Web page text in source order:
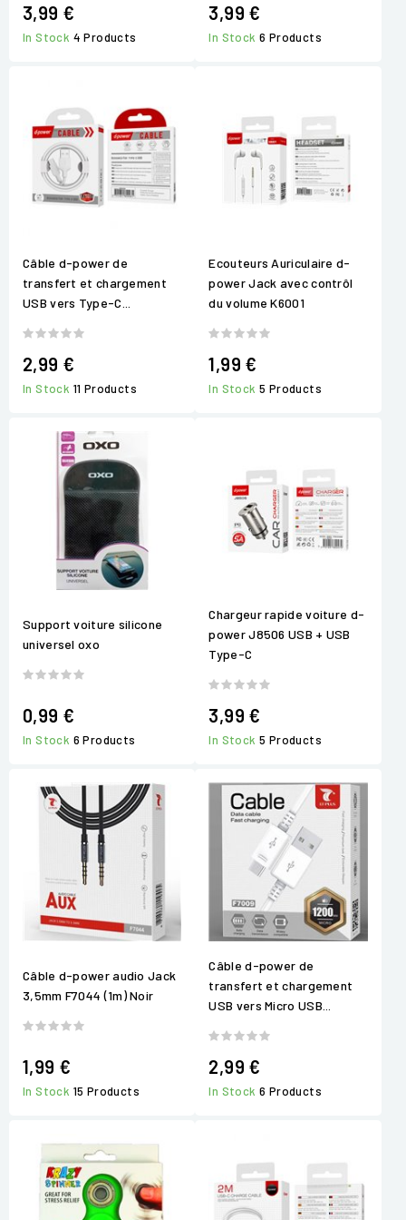
3,99 €
In Stock 4 Products
3,99 €
In Stock6 Products
Câble d-power de
transfert et chargement
USB vers Type-C...
2,99 €
In Stock 11 Products
Ecouteurs Auriculaire d-
power Jack avec contrôl
du volume K6001
1,99 €
In Stock5 Products
Support voiture silicone
universel oxo
0,99 €
In Stock 6 Products
Chargeur rapide voiture d-
power J8506 USB + USB
Type-C
3,99 €
In Stock5 Products
Câble d-power audio Jack
3,5mm F7044 (1m) Noir
1,99 €
In Stock 15 Products
Câble d-power de
transfert et chargement
USB vers Micro USB...
2,99 €
In Stock6 Products